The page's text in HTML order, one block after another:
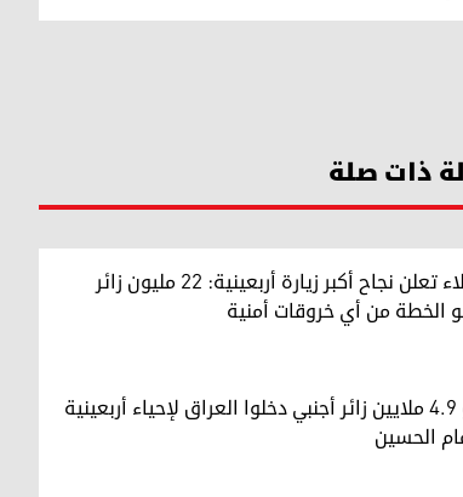
ذات صلة
كربلاء تعلن نجاح أكبر زيارة أربعينية: 22 مليون زائر
الخطة من أي خروقات أمنية
نحو 4.9 ملايين زائر أجنبي دخلوا العراق لإحياء أربعينية
الحسين